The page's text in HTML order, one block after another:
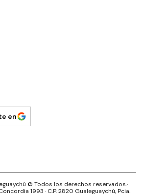
en
© Todos los derechos reservados.·
1993 · C.P.2820 Gualeguaychú, Pcia.